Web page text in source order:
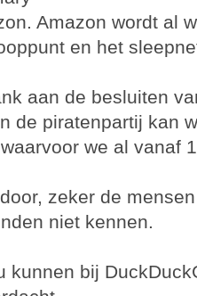
Amazon wordt al
en het
aan de besluiten
de piratenpartij kan
we al vanaf
zeker de
niet kennen.
kunnen bij